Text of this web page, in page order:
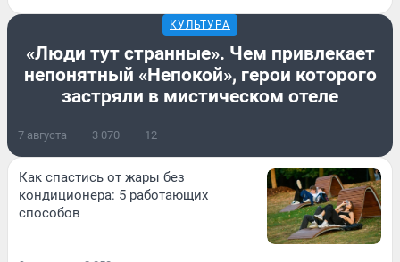
КУЛЬТУРА
«Люди тут странные». Чем привлекает
непонятный «Непокой», герои которого
застряли в мистическом отеле
7 августа 3 070 12
Как спастись от жары без
кондиционера: 5 работающих
способов